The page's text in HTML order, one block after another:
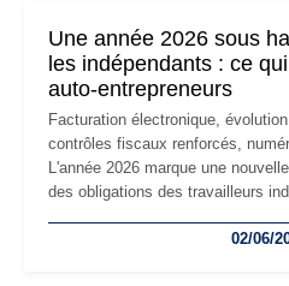
Une année 2026 sous
les indépendants : ce
auto-entrepreneurs
Facturation électronique,
contrôles fiscaux renforcés,
L'année 2026 marque une
des obligations des travailleurs
les auto-entrepreneurs devront
02/06/